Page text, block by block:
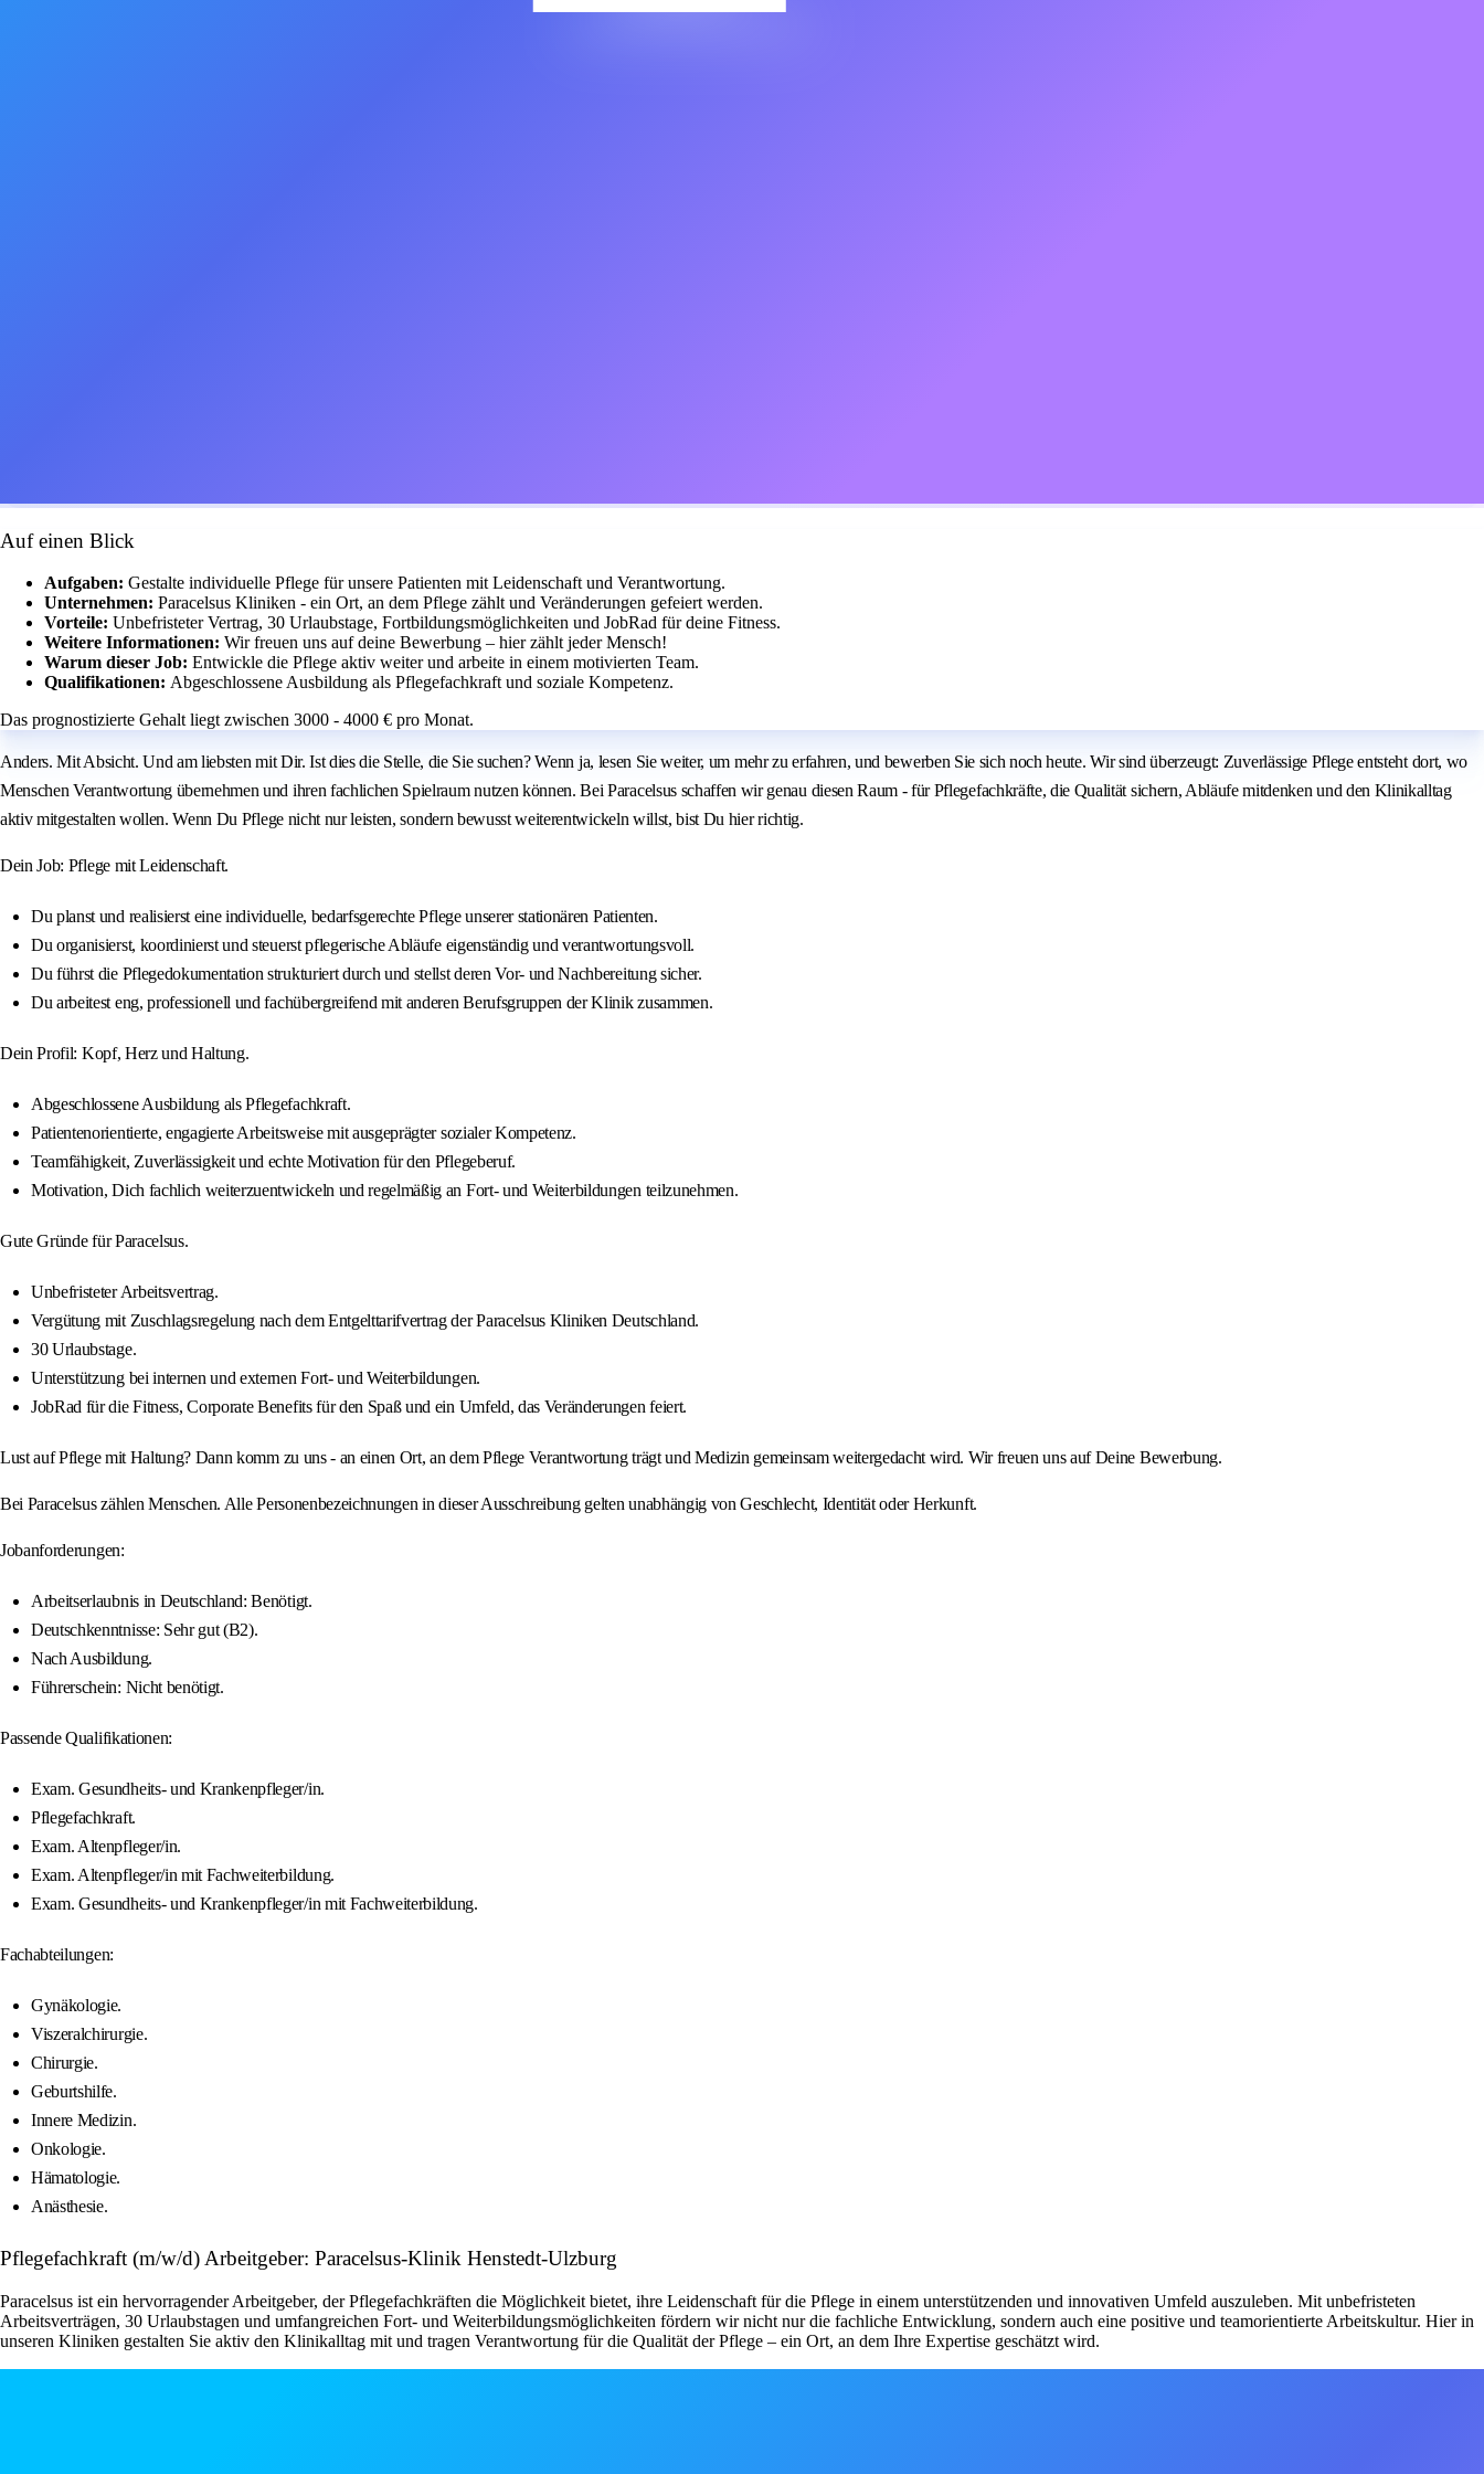
Auf einen Blick
Aufgaben: Gestalte individuelle Pflege für unsere Patienten mit Leidenschaft und Verantwortung.
Unternehmen: Paracelsus Kliniken - ein Ort, an dem Pflege zählt und Veränderungen gefeiert werden.
Vorteile: Unbefristeter Vertrag, 30 Urlaubstage, Fortbildungsmöglichkeiten und JobRad für deine Fitness.
Weitere Informationen: Wir freuen uns auf deine Bewerbung – hier zählt jeder Mensch!
Warum dieser Job: Entwickle die Pflege aktiv weiter und arbeite in einem motivierten Team.
Qualifikationen: Abgeschlossene Ausbildung als Pflegefachkraft und soziale Kompetenz.
Das prognostizierte Gehalt liegt zwischen 3000 - 4000 € pro Monat.
Anders. Mit Absicht. Und am liebsten mit Dir. Ist dies die Stelle, die Sie suchen? Wenn ja, lesen Sie weiter, um mehr zu erfahren, und bewerben Sie sich noch heute. Wir sind überzeugt: Zuverlässige Pflege entsteht dort, wo
Menschen Verantwortung übernehmen und ihren fachlichen Spielraum nutzen können. Bei Paracelsus schaffen wir genau diesen Raum - für Pflegefachkräfte, die Qualität sichern, Abläufe mitdenken und den Klinikalltag
aktiv mitgestalten wollen. Wenn Du Pflege nicht nur leisten, sondern bewusst weiterentwickeln willst, bist Du hier richtig.
Dein Job: Pflege mit Leidenschaft.
Du planst und realisierst eine individuelle, bedarfsgerechte Pflege unserer stationären Patienten.
Du organisierst, koordinierst und steuerst pflegerische Abläufe eigenständig und verantwortungsvoll.
Du führst die Pflegedokumentation strukturiert durch und stellst deren Vor- und Nachbereitung sicher.
Du arbeitest eng, professionell und fachübergreifend mit anderen Berufsgruppen der Klinik zusammen.
Dein Profil: Kopf, Herz und Haltung.
Abgeschlossene Ausbildung als Pflegefachkraft.
Patientenorientierte, engagierte Arbeitsweise mit ausgeprägter sozialer Kompetenz.
Teamfähigkeit, Zuverlässigkeit und echte Motivation für den Pflegeberuf.
Motivation, Dich fachlich weiterzuentwickeln und regelmäßig an Fort- und Weiterbildungen teilzunehmen.
Gute Gründe für Paracelsus.
Unbefristeter Arbeitsvertrag.
Vergütung mit Zuschlagsregelung nach dem Entgelttarifvertrag der Paracelsus Kliniken Deutschland.
30 Urlaubstage.
Unterstützung bei internen und externen Fort- und Weiterbildungen.
JobRad für die Fitness, Corporate Benefits für den Spaß und ein Umfeld, das Veränderungen feiert.
Lust auf Pflege mit Haltung? Dann komm zu uns - an einen Ort, an dem Pflege Verantwortung trägt und Medizin gemeinsam weitergedacht wird. Wir freuen uns auf Deine Bewerbung.
Bei Paracelsus zählen Menschen. Alle Personenbezeichnungen in dieser Ausschreibung gelten unabhängig von Geschlecht, Identität oder Herkunft.
Jobanforderungen:
Arbeitserlaubnis in Deutschland: Benötigt.
Deutschkenntnisse: Sehr gut (B2).
Nach Ausbildung.
Führerschein: Nicht benötigt.
Passende Qualifikationen:
Exam. Gesundheits- und Krankenpfleger/in.
Pflegefachkraft.
Exam. Altenpfleger/in.
Exam. Altenpfleger/in mit Fachweiterbildung.
Exam. Gesundheits- und Krankenpfleger/in mit Fachweiterbildung.
Fachabteilungen:
Gynäkologie.
Viszeralchirurgie.
Chirurgie.
Geburtshilfe.
Innere Medizin.
Onkologie.
Hämatologie.
Anästhesie.
Pflegefachkraft (m/w/d) Arbeitgeber: Paracelsus-Klinik Henstedt-Ulzburg
Paracelsus ist ein hervorragender Arbeitgeber, der Pflegefachkräften die Möglichkeit bietet, ihre Leidenschaft für die Pflege in einem unterstützenden und innovativen Umfeld auszuleben. Mit unbefristeten
Arbeitsverträgen, 30 Urlaubstagen und umfangreichen Fort- und Weiterbildungsmöglichkeiten fördern wir nicht nur die fachliche Entwicklung, sondern auch eine positive und teamorientierte Arbeitskultur. Hier in
unseren Kliniken gestalten Sie aktiv den Klinikalltag mit und tragen Verantwortung für die Qualität der Pflege – ein Ort, an dem Ihre Expertise geschätzt wird.